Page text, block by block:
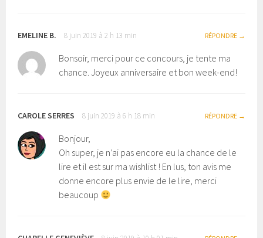
EMELINE B. 8 juin 2019 à 2 h 13 min RÉPONDRE
Bonsoir, merci pour ce concours, je tente ma
chance. Joyeux anniversaire et bon week-end!
CAROLE SERRES 8 juin 2019 à 6 h 18 min RÉPONDRE
Bonjour,
Oh super, je n’ai pas encore eu la chance de le
lire et il est sur ma wishlist ! En lus, ton avis me
donne encore plus envie de le lire, merci
beaucoup